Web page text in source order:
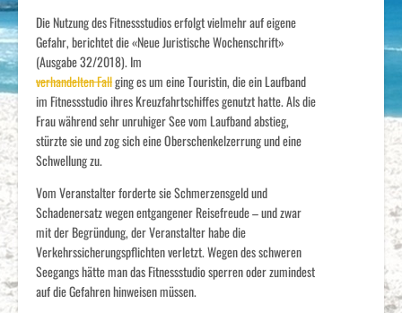
Die Nutzung des Fitnessstudios erfolgt vielmehr auf eigene
Gefahr, berichtet die «Neue Juristische Wochenschrift»
(Ausgabe 32/2018). Im
verhandelten Fallging es um eine Touristin, die ein Laufband
im Fitnessstudio ihres Kreuzfahrtschiffes genutzt hatte. Als die
Frau während sehr unruhiger See vom Laufband abstieg,
stürzte sie und zog sich eine Oberschenkelzerrung und eine
Schwellung zu.
Vom Veranstalter forderte sie Schmerzensgeld und
Schadenersatz wegen entgangener Reisefreude – und zwar
mit der Begründung, der Veranstalter habe die
Verkehrssicherungspflichten verletzt. Wegen des schweren
Seegangs hätte man das Fitnessstudio sperren oder zumindest
auf die Gefahren hinweisen müssen.